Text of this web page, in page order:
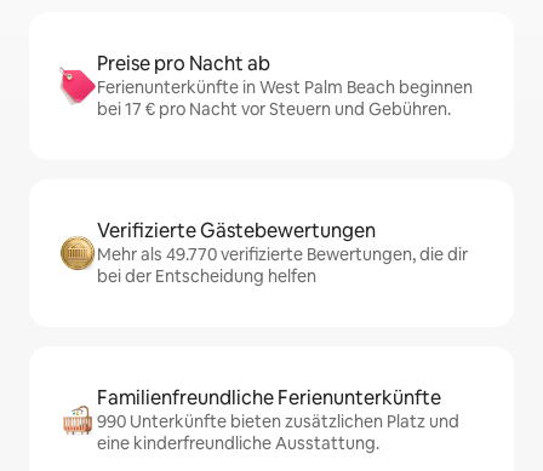
Preise pro Nacht ab
Ferienunterkünfte in West Palm Beach beginnen
bei 17 € pro Nacht vor Steuern und Gebühren.
Verifizierte Gästebewertungen
Mehr als 49.770 verifizierte Bewertungen, die dir
bei der Entscheidung helfen
Familienfreundliche Ferienunterkünfte
990 Unterkünfte bieten zusätzlichen Platz und
eine kinderfreundliche Ausstattung.